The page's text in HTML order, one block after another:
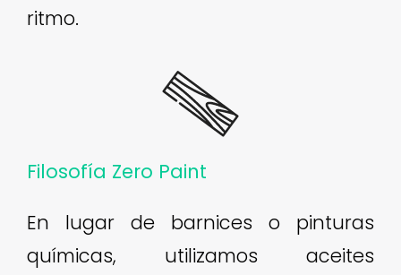
ritmo.
Filosofía Zero Paint
En lugar de barnices o pinturas
químicas, utilizamos aceites